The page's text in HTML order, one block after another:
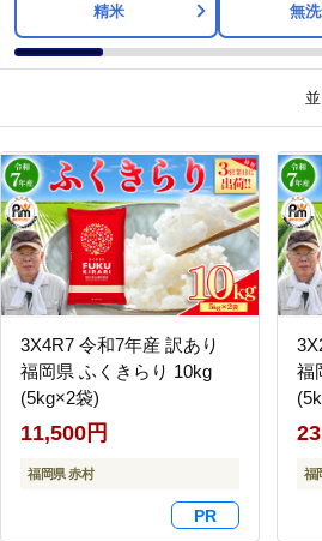
精米 無
3X4R7 令和7年産 訳あり
福岡県 ふくきらり 10kg
(5kg×2袋)
11,500円
福岡県 赤村
福
福